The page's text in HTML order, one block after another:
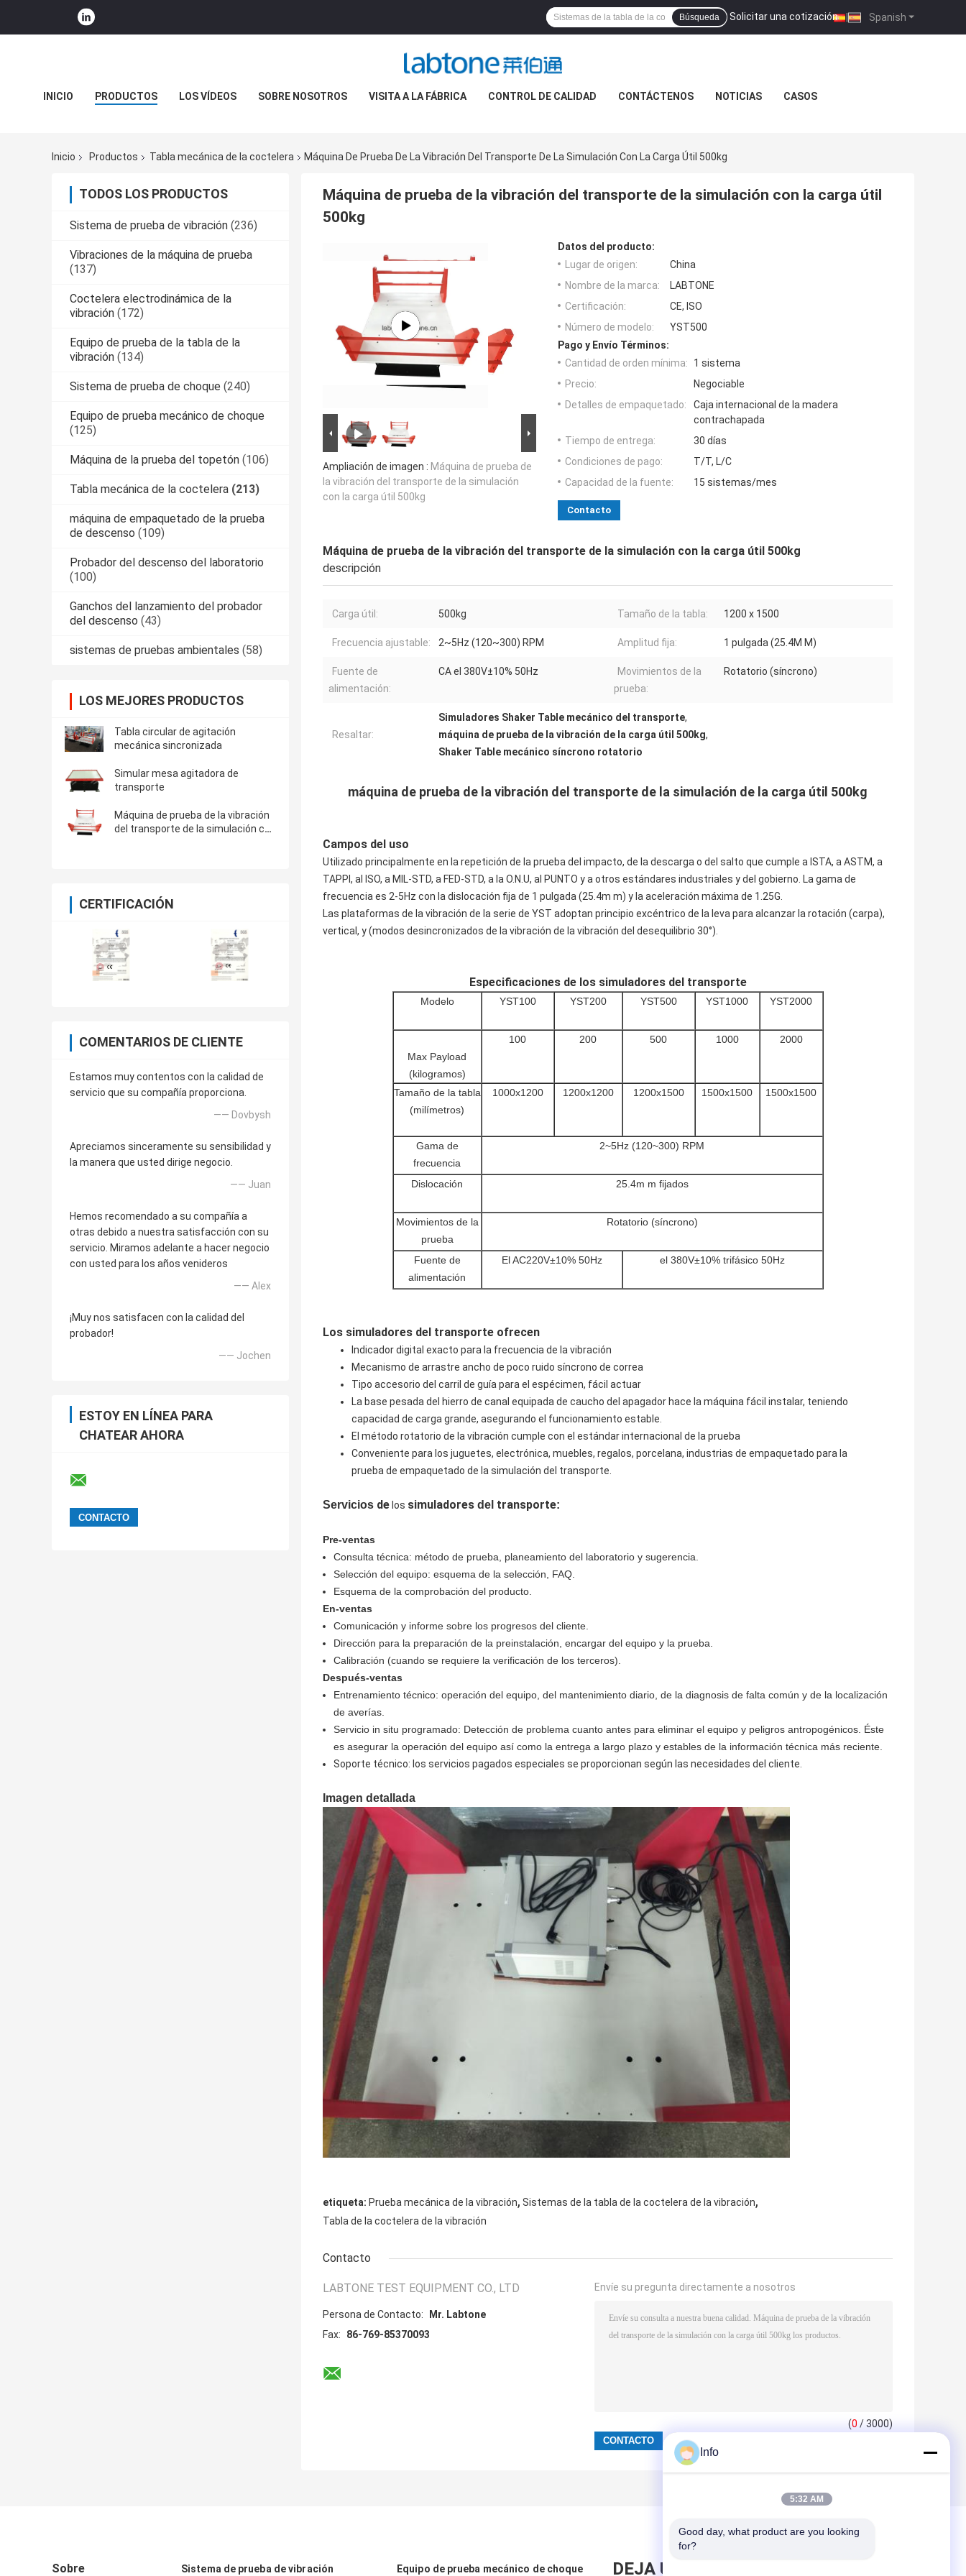
Spanish
Solicitar una cotización |
Búsqueda
INICIO PRODUCTOS LOS VÍDEOS SOBRE NOSOTROS VISITA A LA FÁBRICA CONTROL DE CALIDAD CONTÁCTENOS NOTICIAS CASOS
Inicio Productos Tabla mecánica de la coctelera Máquina De Prueba De La Vibración Del Transporte De La Simulación Con La Carga Útil 500kg
TODOS LOS PRODUCTOS
Sistema de prueba de vibración (236)
Vibraciones de la máquina de prueba
(137)
Coctelera electrodinámica de la
vibración (172)
Equipo de prueba de la tabla de la
vibración (134)
Sistema de prueba de choque (240)
Equipo de prueba mecánico de choque
(125)
Máquina de la prueba del topetón (106)
Tabla mecánica de la coctelera (213)
máquina de empaquetado de la prueba
de descenso (109)
Probador del descenso del laboratorio
(100)
Ganchos del lanzamiento del probador
del descenso (43)
sistemas de pruebas ambientales (58)
LOS MEJORES PRODUCTOS
Tabla circular de agitación
mecánica sincronizada
Simular mesa agitadora de
transporte
Máquina de prueba de la vibración
del transporte de la simulación con
CERTIFICACIÓN
COMENTARIOS DE CLIENTE
Estamos muy contentos con la calidad de
servicio que su compañía proporciona.
—— Dovbysh
Apreciamos sinceramente su sensibilidad y
la manera que usted dirige negocio.
—— Juan
Hemos recomendado a su compañía a
otras debido a nuestra satisfacción con su
servicio. Miramos adelante a hacer negocio
con usted para los años venideros
—— Alex
¡Muy nos satisfacen con la calidad del
probador!
—— Jochen
ESTOY EN LÍNEA PARA
CHATEAR AHORA
Máquina de prueba de la vibración del transporte de la simulación con la carga útil
500kg
Ampliación de imagen : Máquina de prueba de
la vibración del transporte de la simulación
con la carga útil 500kg
Datos del producto:
Lugar de origen:
China
Nombre de la marca:
LABTONE
Certificación:
CE, ISO
Número de modelo:
YST500
Pago y Envío Términos:
Cantidad de orden mínima:
1 sistema
Precio:
Negociable
Detalles de empaquetado:
Caja internacional de la madera
contrachapada
Tiempo de entrega:
30 días
Condiciones de pago:
T/T, L/C
Capacidad de la fuente:
15 sistemas/mes
Contacto
Máquina de prueba de la vibración del transporte de la simulación con la carga útil 500kg
descripción
Carga útil: 500kg Tamaño de la tabla: 1200 x 1500
Frecuencia ajustable: 2~5Hz (120~300) RPM Amplitud fija: 1 pulgada (25.4M M)
Fuente de
alimentación:
CA el 380V±10% 50Hz
Movimientos de la
prueba:
Rotatorio (síncrono)
Resaltar:
Simuladores Shaker Table mecánico del transporte,
máquina de prueba de la vibración de la carga útil 500kg,
Shaker Table mecánico síncrono rotatorio
máquina de prueba de la vibración del transporte de la simulación de la carga útil 500kg
Campos del uso
Utilizado principalmente en la repetición de la prueba del impacto, de la descarga o del salto que cumple a ISTA, a ASTM, a
TAPPI, al ISO, a MIL-STD, a FED-STD, a la O.N.U, al PUNTO y a otros estándares industriales y del gobierno. La gama de
frecuencia es 2-5Hz con la dislocación fija de 1 pulgada (25.4m m) y la aceleración máxima de 1.25G.
Las plataformas de la vibración de la serie de YST adoptan principio excéntrico de la leva para alcanzar la rotación (carpa),
vertical, y (modos desincronizados de la vibración de la vibración del desequilibrio 30°).
Especificaciones de los simuladores del transporte
Modelo YST100 YST200 YST500 YST1000 YST2000
Max Payload
(kilogramos)
100 200 500 1000 2000
Tamaño de la tabla
(milímetros)
1000x1200 1200x1200 1200x1500 1500x1500 1500x1500
Gama de
frecuencia
2~5Hz (120~300) RPM
Dislocación 25.4m m fijados
Movimientos de la
prueba
Rotatorio (síncrono)
Fuente de
alimentación
El AC220V±10% 50Hz el 380V±10% trifásico 50Hz
Los simuladores del transporte ofrecen
Indicador digital exacto para la frecuencia de la vibración
Mecanismo de arrastre ancho de poco ruido síncrono de correa
Tipo accesorio del carril de guía para el espécimen, fácil actuar
La base pesada del hierro de canal equipada de caucho del apagador hace la máquina fácil instalar, teniendo
capacidad de carga grande, asegurando el funcionamiento estable.
El método rotatorio de la vibración cumple con el estándar internacional de la prueba
Conveniente para los juguetes, electrónica, muebles, regalos, porcelana, industrias de empaquetado para la
prueba de empaquetado de la simulación del transporte.
Servicios de los simuladores del transporte:
Pre-ventas
Consulta técnica: método de prueba, planeamiento del laboratorio y sugerencia.
Selección del equipo: esquema de la selección, FAQ.
Esquema de la comprobación del producto.
En-ventas
Comunicación y informe sobre los progresos del cliente.
Dirección para la preparación de la preinstalación, encargar del equipo y la prueba.
Calibración (cuando se requiere la verificación de los terceros).
Después-ventas
Entrenamiento técnico: operación del equipo, del mantenimiento diario, de la diagnosis de falta común y de la localización
de averías.
Servicio in situ programado: Detección de problema cuanto antes para eliminar el equipo y peligros antropogénicos. Éste
es asegurar la operación del equipo así como la entrega a largo plazo y estables de la información técnica más reciente.
Soporte técnico: los servicios pagados especiales se proporcionan según las necesidades del cliente.
Imagen detallada
etiqueta: Prueba mecánica de la vibración, Sistemas de la tabla de la coctelera de la vibración,
Tabla de la coctelera de la vibración
Contacto
LABTONE TEST EQUIPMENT CO., LTD
Persona de Contacto:
Mr. Labtone
Fax:
86-769-85370093
Envíe su pregunta directamente a nosotros
(0 / 3000)
Sobre Sistema de prueba de vibración Equipo de prueba mecánico de choque DEJA UN MENSAJE
Info
5:32 AM
Good day, what product are you looking
for?